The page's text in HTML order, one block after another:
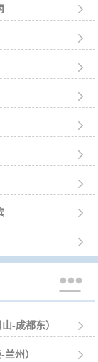










-成都东） 
州） 